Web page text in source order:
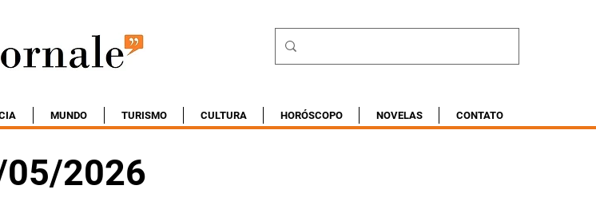
MUNDO TURISMO CULTURA HORÓSCOPO NOVELAS CONTATO
05/2026